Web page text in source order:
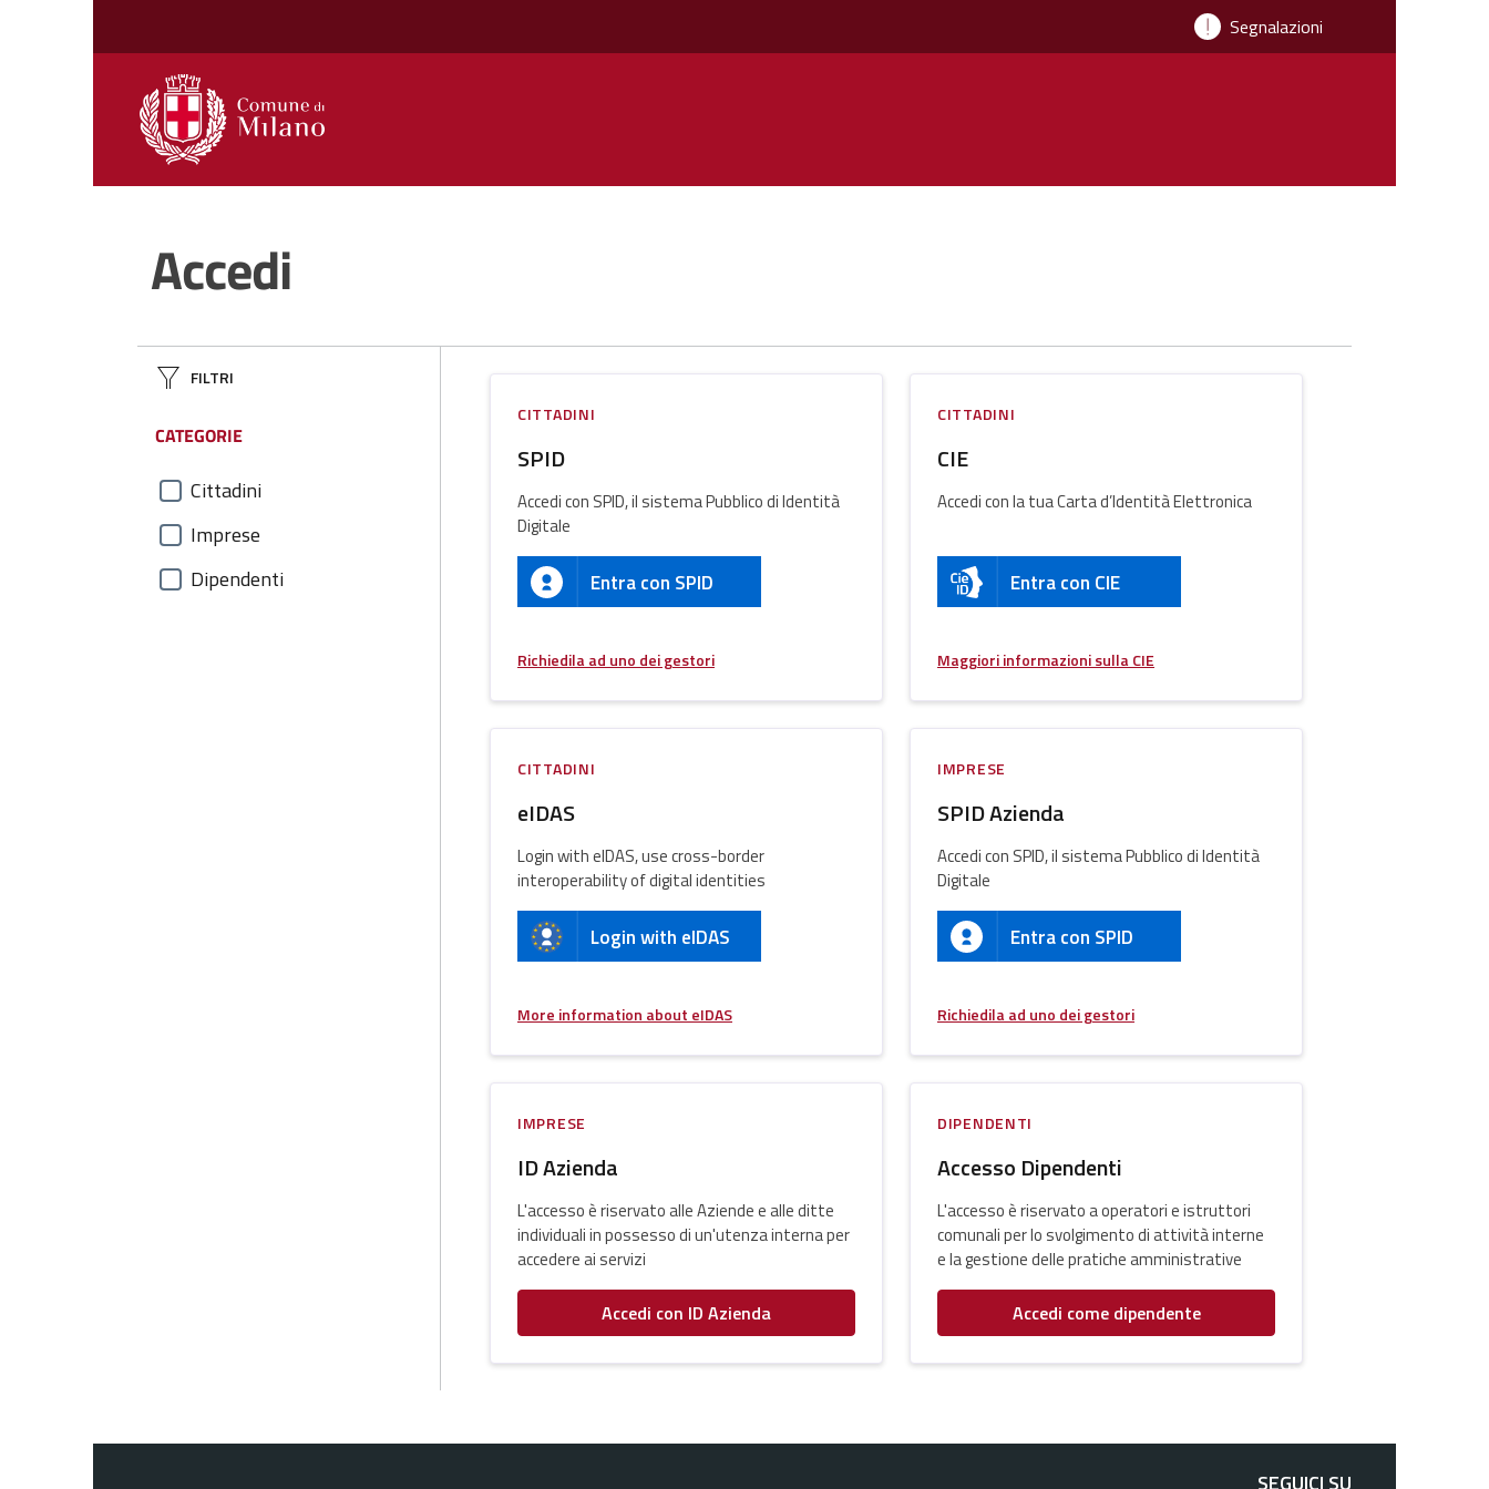
Segnalazioni
Accedi
FILTRI
CATEGORIE
Cittadini
Imprese
Dipendenti
CITTADINI
SPID
Accedi con SPID, il sistema Pubblico di Identità
Digitale
Entra con SPID
Richiedila ad uno dei gestori
CITTADINI
CIE
Accedi con la tua Carta d’Identità Elettronica
Entra con CIE
Maggiori informazioni sulla CIE
CITTADINI
eIDAS
Login with eIDAS, use cross-border
interoperability of digital identities
Login with eIDAS
More information about eIDAS
IMPRESE
SPID Azienda
Accedi con SPID, il sistema Pubblico di Identità
Digitale
Entra con SPID
Richiedila ad uno dei gestori
IMPRESE
ID Azienda
L'accesso è riservato alle Aziende e alle ditte
individuali in possesso di un'utenza interna per
accedere ai servizi
Accedi con ID Azienda
DIPENDENTI
Accesso Dipendenti
L'accesso è riservato a operatori e istruttori
comunali per lo svolgimento di attività interne
e la gestione delle pratiche amministrative
Accedi come dipendente
SEGUICI SU